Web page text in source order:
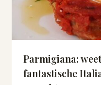
Parmigiana:
fantastische